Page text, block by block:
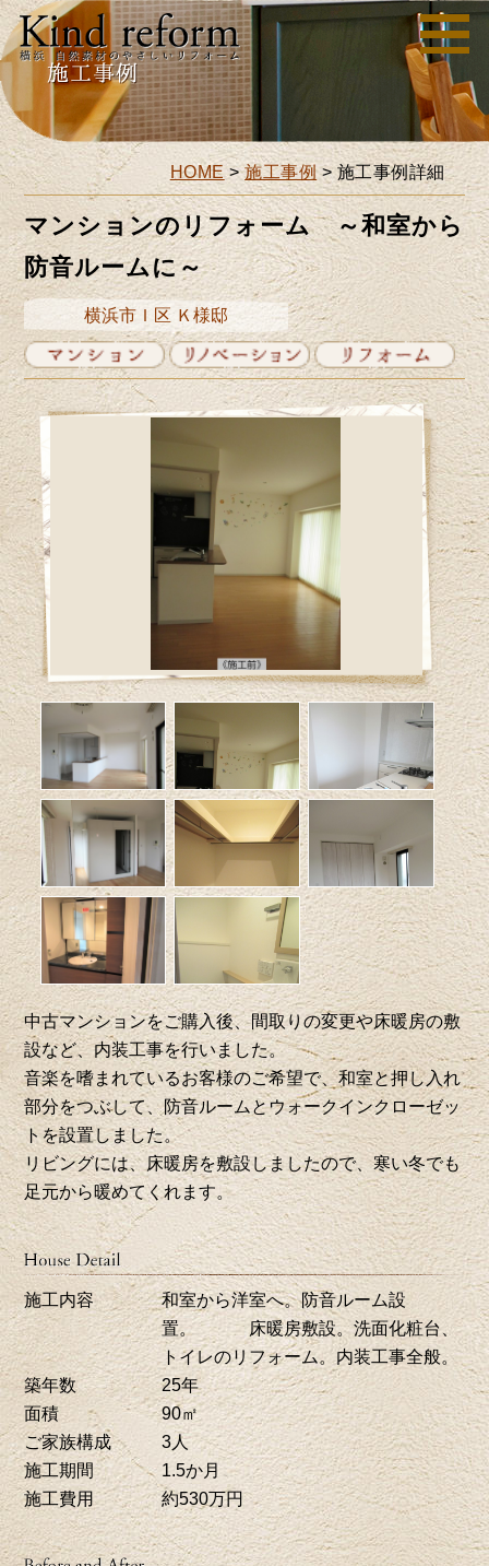
HOME>施工事例> 施工事例詳細
マンションのリフォーム ～和室から
防音ルームに～
横浜市Ｉ区 Ｋ様邸
中古マンションをご購入後、間取りの変更や床暖房の敷
設など、内装工事を行いました。
音楽を嗜まれているお客様のご希望で、和室と押し入れ
部分をつぶして、防音ルームとウォークインクローゼッ
トを設置しました。
リビングには、床暖房を敷設しましたので、寒い冬でも
足元から暖めてくれます。
施工内容
和室から洋室へ。防音ルーム設
置。 床暖房敷設。洗面化粧台、
トイレのリフォーム。内装工事全般。
築年数
25年
面積
90㎡
ご家族構成
3人
施工期間
1.5か月
施工費用
約530万円